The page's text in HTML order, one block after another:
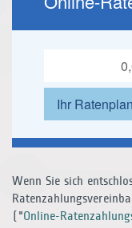
Wenn Sie sich
("Online-